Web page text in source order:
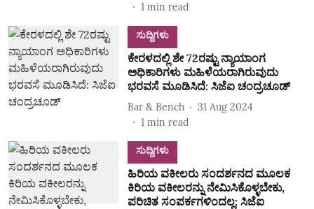
1 min read
ಸುದ್ದಿಗಳು
ಕೇರಳದಲ್ಲಿ ಶೇ 72ರಷ್ಟು ನ್ಯಾಯಾಂಗ
ಅಧಿಕಾರಿಗಳು ಮಹಿಳೆಯರಾಗಿರುವುದು
ಭರವಸೆ ಮೂಡಿಸಿದೆ: ಸಿಜೆಐ ಚಂದ್ರಚೂಡ್
Bar & Bench
31 Aug 2024
1 min read
ಸುದ್ದಿಗಳು
ಹಿರಿಯ ವಕೀಲರು ಸಂದರ್ಶನದ ಮೂಲಕ
ಕಿರಿಯ ವಕೀಲರನ್ನು ನೇಮಿಸಿಕೊಳ್ಳಬೇಕು,
ಪರಿಚಿತ ಸಂಪರ್ಕಗಳಿಂದಲ್ಲ: ಸಿಜೆಐ